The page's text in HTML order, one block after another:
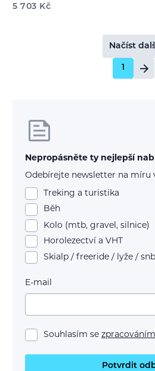
5 703 Kč
Načíst
1
Nepropásněte ty nejlepší
Odebírejte newsletter na míru
Treking a turistika
Běh
Kolo (mtb, gravel, silnice)
Horolezectví a VHT
Skialp / freeride / lyže / snb
E-mail
Souhlasím se
Potvrdit